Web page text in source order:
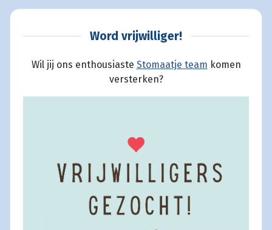
Word vrijwilliger!
Wil jij ons enthousiaste Stomaatje team komen
versterken?